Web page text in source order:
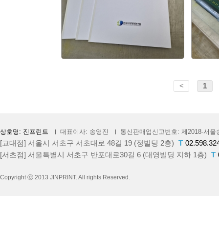
< 1
상호명: 진프린트 대표이사: 송영진 통신판매업신고번호: 제2018-서울
[교대점] 서울시 서초구 서초대로 48길 19 (정빌딩 2층) T
[서초점] 서울특별시 서초구 반포대로30길 6 (대영빌딩 지하 1층) T
Copyright ⓒ 2013 JINPRINT. All rights Reserved.